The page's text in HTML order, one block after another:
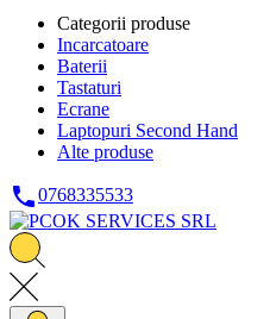
Categorii produse
Incarcatoare
Baterii
Tastaturi
Ecrane
Laptopuri Second Hand
Alte produse
0768335533